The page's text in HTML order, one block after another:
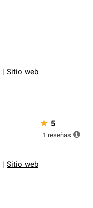
Sitio web
Sitio web
★ 5
1 reseñas